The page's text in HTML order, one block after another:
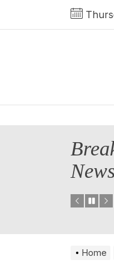
News
6 hoạt
gia
Home